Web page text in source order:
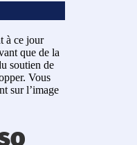
à ce jour
que de la
soutien de
Vous
sur l’image